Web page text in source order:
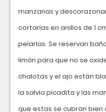
manzanas y
cortarlas en anillos de 1
pelarlas. Se reservan
limón para que no se
chalotas y el ajo están
la salvia picadita y las
que estas se cubran bien